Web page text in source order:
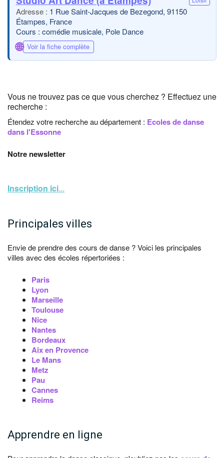
1 Rue Saint-Jacques de Bezegond, 91150
Étampes, France
Cours : comédie musicale, Pole Dance
🌐 Voir la fiche complète
Vous ne trouvez pas ce que vous cherchez ? Effectuez une
recherche :
Étendez votre recherche au département : Ecoles de danse
dans l'Essonne
Notre newsletter
Inscription ici...
Principales villes
Envie de prendre des cours de danse ? Voici les principales
villes avec des écoles répertoriées :
Paris
Lyon
Marseille
Toulouse
Nice
Nantes
Bordeaux
Aix en Provence
Le Mans
Metz
Pau
Cannes
Reims
Apprendre en ligne